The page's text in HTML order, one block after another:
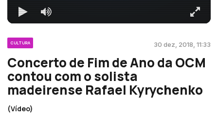
CULTURA 30 dez, 2018, 11:33
Concerto de Fim de Ano da OCM
contou com o solista
madeirense Rafael Kyrychenko
(Vídeo)